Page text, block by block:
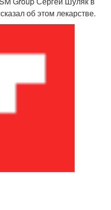
об этом лекарстве.